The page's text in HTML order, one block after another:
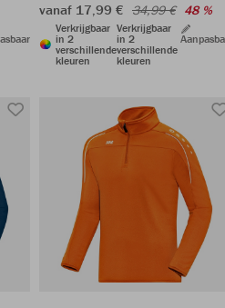
vanaf 17,99 € 34,99 € 48 %
Verkrijgbaar
in 2
verschillende
kleuren
Verkrijgbaar
in 2
verschillende
kleuren